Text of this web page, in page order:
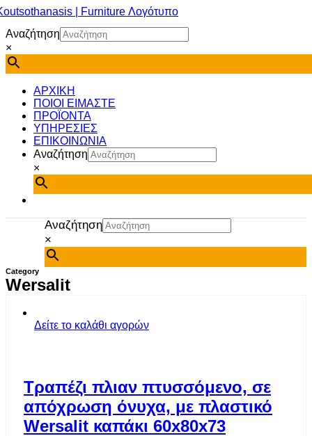
Μετάβαση
περιεχόμενο
Αναζήτηση
×
Αναζήτηση
×
ΑΡΧΙΚΗ
ΠΟΙΟΙ ΕΙΜΑΣΤΕ
ΠΡΟΪΟΝΤΑ
ΥΠΗΡΕΣΙΕΣ
ΕΠΙΚΟΙΝΩΝΙΑ
Αναζήτηση
×
Category
Wersalit
Δείτε το καλάθι αγορών
Τραπέζι πλιαν πτυσσόμενο, σε
απόχρωση όνυχα, με πλαστικό
Wersalit καπάκι 60x80x73